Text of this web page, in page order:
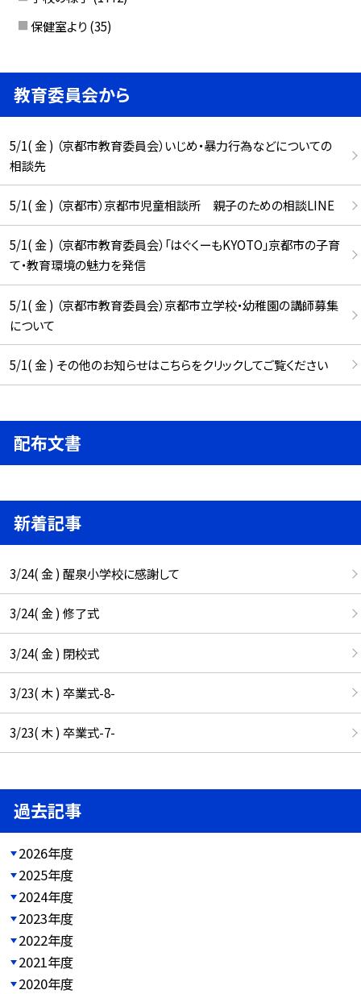
保健室より (35)
教育委員会から
5/1( 金 ) （京都市教育委員会）いじめ・暴力行為などについての
相談先
5/1( 金 ) （京都市）京都市児童相談所 親子のための相談LINE
5/1( 金 ) （京都市教育委員会）「はぐくーもKYOTO」京都市の子育
て・教育環境の魅力を発信
5/1( 金 ) （京都市教育委員会）京都市立学校・幼稚園の講師募集
について
5/1( 金 ) その他のお知らせはこちらをクリックしてご覧ください
配布文書
新着記事
3/24( 金 ) 醒泉小学校に感謝して
3/24( 金 ) 修了式
3/24( 金 ) 閉校式
3/23( 木 ) 卒業式-8-
3/23( 木 ) 卒業式-7-
過去記事
2026年度
2025年度
2024年度
2023年度
2022年度
2021年度
2020年度